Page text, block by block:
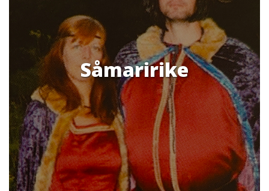
Såmaririke